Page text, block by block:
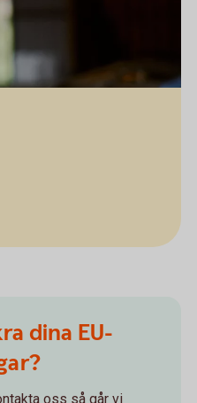
dina EU-
oss så går vi